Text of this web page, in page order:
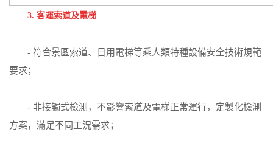
3. 客運索道及電梯
- 符合景區索道、日用電梯等乘人類特種設備安全技術規範
要求；
- 非接觸式檢測，不影響索道及電梯正常運行，定製化檢測
方案，滿足不同工況需求；